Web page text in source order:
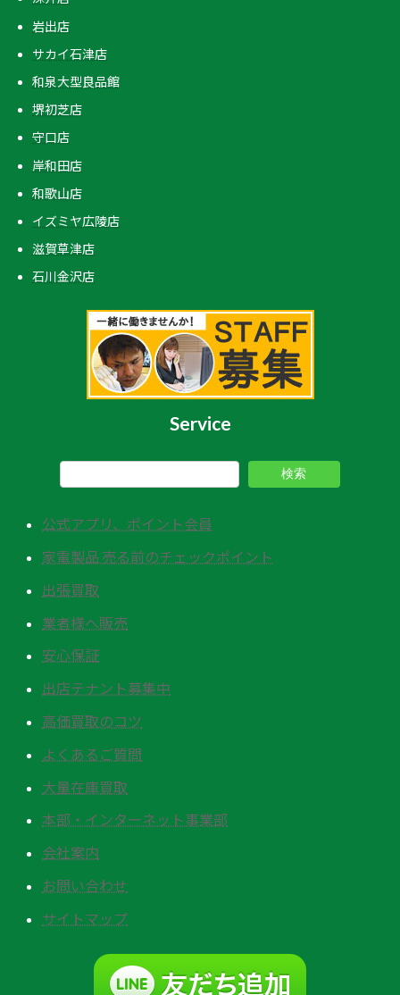
岩出店
サカイ石津店
和泉大型良品館
堺初芝店
守口店
岸和田店
和歌山店
イズミヤ広陵店
滋賀草津店
石川金沢店
Service
検索
公式アプリ、ポイント会員
家電製品 売る前のチェックポイント
出張買取
業者様へ販売
安心保証
出店テナント募集中
高価買取のコツ
よくあるご質問
大量在庫買取
本部・インターネット事業部
会社案内
お問い合わせ
サイトマップ